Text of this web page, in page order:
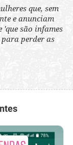
que, sem
e anunciam
'que são infames
para perder as